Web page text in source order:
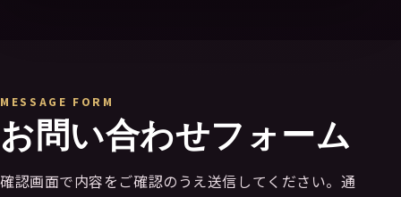
MESSAGE FORM
お問い合わせフォーム
確認画面で内容をご確認のうえ送信してください。通